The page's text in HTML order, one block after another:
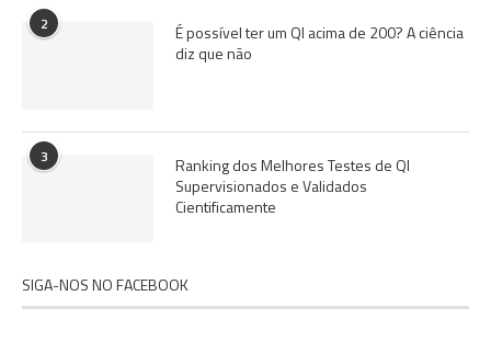
2
É possível ter um QI acima de 200? A ciência
diz que não
3
Ranking dos Melhores Testes de QI
Supervisionados e Validados
Cientificamente
SIGA-NOS NO FACEBOOK